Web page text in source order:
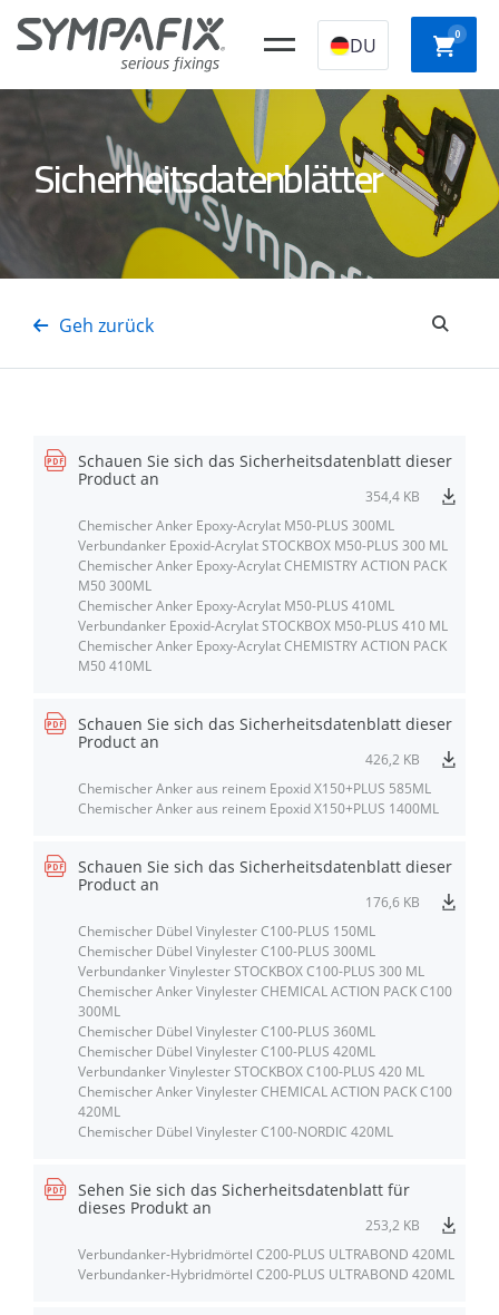
DU 0
CHEMISCHE
ANKER
STAHLANKERKunststoff-
Sicherheitsdatenblätter
Geh zurück
Schauen Sie sich das Sicherheitsdatenblatt dieser
Product an
354,4 KB
Chemischer Anker Epoxy-Acrylat M50-PLUS 300ML
Verbundanker Epoxid-Acrylat STOCKBOX M50-PLUS 300 ML
Chemischer Anker Epoxy-Acrylat CHEMISTRY ACTION PACK
M50 300ML
Chemischer Anker Epoxy-Acrylat M50-PLUS 410ML
Verbundanker Epoxid-Acrylat STOCKBOX M50-PLUS 410 ML
Chemischer Anker Epoxy-Acrylat CHEMISTRY ACTION PACK
M50 410ML
Schauen Sie sich das Sicherheitsdatenblatt dieser
Product an
426,2 KB
Chemischer Anker aus reinem Epoxid X150+PLUS 585ML
Chemischer Anker aus reinem Epoxid X150+PLUS 1400ML
Schauen Sie sich das Sicherheitsdatenblatt dieser
Product an
176,6 KB
Chemischer Dübel Vinylester C100-PLUS 150ML
Chemischer Dübel Vinylester C100-PLUS 300ML
Verbundanker Vinylester STOCKBOX C100-PLUS 300 ML
Chemischer Anker Vinylester CHEMICAL ACTION PACK C100
300ML
Chemischer Dübel Vinylester C100-PLUS 360ML
Chemischer Dübel Vinylester C100-PLUS 420ML
Verbundanker Vinylester STOCKBOX C100-PLUS 420 ML
Chemischer Anker Vinylester CHEMICAL ACTION PACK C100
420ML
Chemischer Dübel Vinylester C100-NORDIC 420ML
Sehen Sie sich das Sicherheitsdatenblatt für
dieses Produkt an
253,2 KB
Verbundanker-Hybridmörtel C200-PLUS ULTRABOND 420ML
Verbundanker-Hybridmörtel C200-PLUS ULTRABOND 420ML